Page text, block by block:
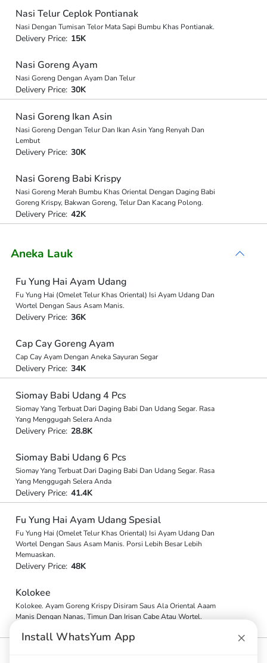
Nasi Telur Ceplok Pontianak
Nasi Dengan Tumisan Telor Mata Sapi Bumbu Khas Pontianak.
Delivery Price: 15K
Nasi Goreng Ayam
Nasi Goreng Dengan Ayam Dan Telur
Delivery Price: 30K
Nasi Goreng Ikan Asin
Nasi Goreng Dengan Telur Dan Ikan Asin Yang Renyah Dan
Lembut
Delivery Price: 30K
Nasi Goreng Babi Krispy
Nasi Goreng Merah Bumbu Khas Oriental Dengan Daging Babi
Goreng Krispy, Bakwan Goreng, Telur Dan Kacang Polong.
Delivery Price: 42K
Aneka Lauk
Fu Yung Hai Ayam Udang
Fu Yung Hai (Omelet Telur Khas Oriental) Isi Ayam Udang Dan
Wortel Dengan Saus Asam Manis.
Delivery Price: 36K
Cap Cay Goreng Ayam
Cap Cay Ayam Dengan Aneka Sayuran Segar
Delivery Price: 34K
Siomay Babi Udang 4 Pcs
Siomay Yang Terbuat Dari Daging Babi Dan Udang Segar. Rasa
Yang Menggugah Selera Anda
Delivery Price: 28.8K
Siomay Babi Udang 6 Pcs
Siomay Yang Terbuat Dari Daging Babi Dan Udang Segar. Rasa
Yang Menggugah Selera Anda
Delivery Price: 41.4K
Fu Yung Hai Ayam Udang Spesial
Fu Yung Hai (Omelet Telur Khas Oriental) Isi Ayam Udang Dan
Wortel Dengan Saus Asam Manis. Porsi Lebih Besar Lebih
Memuaskan.
Delivery Price: 48K
Kolokee
Kolokee. Ayam Goreng Krispy Disiram Saus Ala Oriental Aaam
Manis Dengan Nanas, Timun Dan Irisan Cabe Atau Wortel.
Install WhatsYum App ×